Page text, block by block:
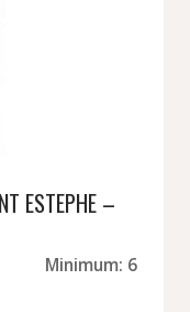
ESTEPHE –
Minimum: 6